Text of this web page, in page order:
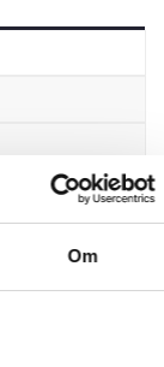
Om
2 st/bil.
innehållande